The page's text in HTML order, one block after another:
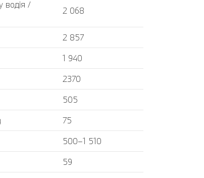
водія /
2 068
2 857
1 940
2370
505
75
500–1 510
59